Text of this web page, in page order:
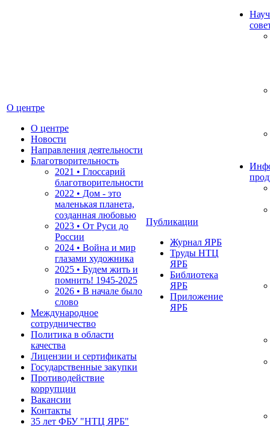
О центре
О центре
Новости
Направления деятельности
Благотворительность
2021 • Глоссарий
благотворительности
2022 • Дом - это
маленькая планета,
созданная любовью
2023 • От Руси до
России
2024 • Война и мир
глазами художника
2025 • Будем жить и
помнить! 1945-2025
2026 • В начале было
слово
Международное
сотрудничество
Политика в области
качества
Лицензии и сертификаты
Государственные закупки
Противодействие
коррупции
Вакансии
Контакты
35 лет ФБУ "НТЦ ЯРБ"
Публикации
Журнал ЯРБ
Труды НТЦ
ЯРБ
Библиотека
ЯРБ
Приложение
ЯРБ